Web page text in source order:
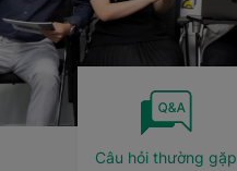
Câu hỏi thường gặp